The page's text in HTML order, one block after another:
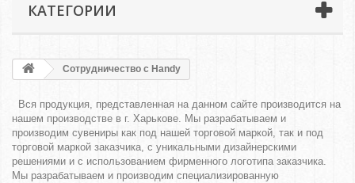
КАТЕГОРИИ
Сотрудничество с Handy
Вся продукция, представленная на данном сайте производится на
нашем производстве в г. Харькове. Мы разрабатываем и
производим сувениры как под нашей торговой маркой, так и под
торговой маркой заказчика, с уникальными дизайнерскими
решениями и с использованием фирменного логотипа заказчика.
Мы разрабатываем и производим специализированную